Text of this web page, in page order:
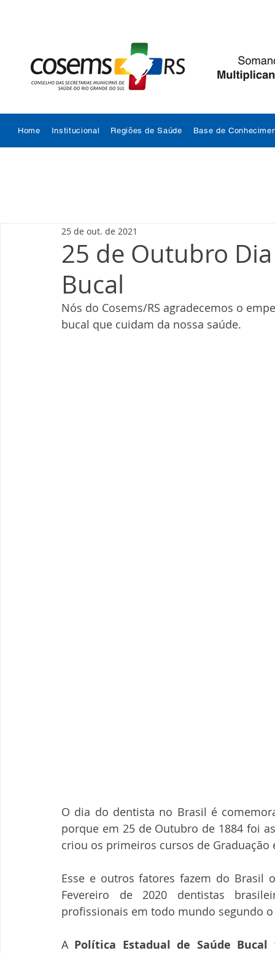
Home Institucional Regiões de Saúde Base de
25 de Outubro
Bucal
25 de out. de 2021
Nós do Cosems/RS agradecemos o
bucal que cuidam da nossa saúde.
O dia do dentista no Brasil é
porque em 25 de Outubro de 1884 foi
criou os primeiros cursos de
Esse e outros fatores fazem do Brasil
Fevereiro de 2020 dentistas
profissionais em todo mundo segundo
A Política Estadual de Saúde Bucal